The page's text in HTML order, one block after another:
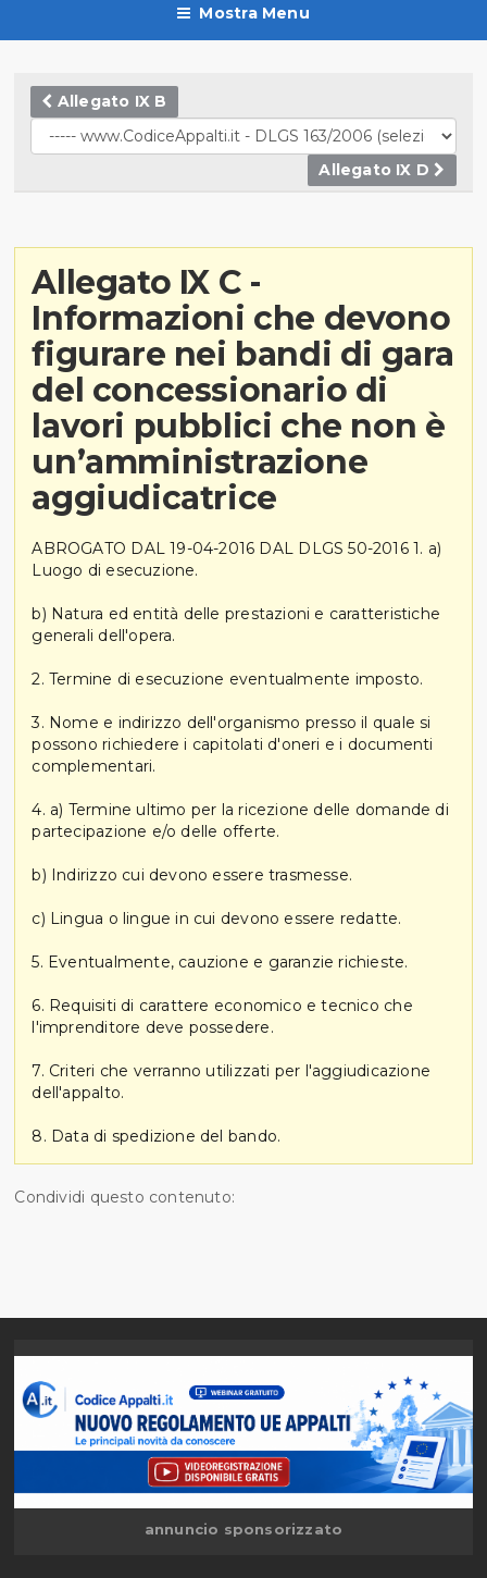
Mostra Menu
Allegato IX B
Allegato IX D
Allegato IX C -
Informazioni che devono
figurare nei bandi di gara
del concessionario di
lavori pubblici che non è
un’amministrazione
aggiudicatrice
ABROGATO DAL 19-04-2016 DAL DLGS 50-2016 1. a)
Luogo di esecuzione.
b) Natura ed entità delle prestazioni e caratteristiche
generali dell'opera.
2. Termine di esecuzione eventualmente imposto.
3. Nome e indirizzo dell'organismo presso il quale si
possono richiedere i capitolati d'oneri e i documenti
complementari.
4. a) Termine ultimo per la ricezione delle domande di
partecipazione e/o delle offerte.
b) Indirizzo cui devono essere trasmesse.
c) Lingua o lingue in cui devono essere redatte.
5. Eventualmente, cauzione e garanzie richieste.
6. Requisiti di carattere economico e tecnico che
l'imprenditore deve possedere.
7. Criteri che verranno utilizzati per l'aggiudicazione
dell'appalto.
8. Data di spedizione del bando.
Condividi questo contenuto:
annuncio sponsorizzato